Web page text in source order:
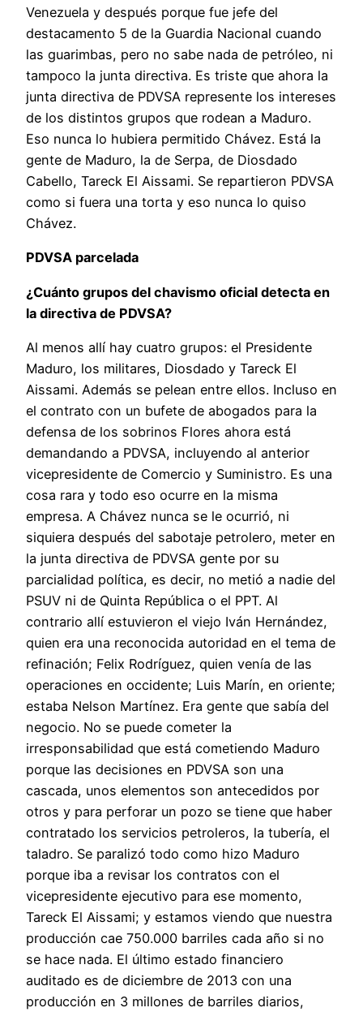
Venezuela y después porque fue jefe del
destacamento 5 de la Guardia Nacional cuando
las guarimbas, pero no sabe nada de petróleo, ni
tampoco la junta directiva. Es triste que ahora la
junta directiva de PDVSA represente los intereses
de los distintos grupos que rodean a Maduro.
Eso nunca lo hubiera permitido Chávez. Está la
gente de Maduro, la de Serpa, de Diosdado
Cabello, Tareck El Aissami. Se repartieron PDVSA
como si fuera una torta y eso nunca lo quiso
Chávez.
PDVSA parcelada
¿Cuánto grupos del chavismo oficial detecta en
la directiva de PDVSA?
Al menos allí hay cuatro grupos: el Presidente
Maduro, los militares, Diosdado y Tareck El
Aissami. Además se pelean entre ellos. Incluso en
el contrato con un bufete de abogados para la
defensa de los sobrinos Flores ahora está
demandando a PDVSA, incluyendo al anterior
vicepresidente de Comercio y Suministro. Es una
cosa rara y todo eso ocurre en la misma
empresa. A Chávez nunca se le ocurrió, ni
siquiera después del sabotaje petrolero, meter en
la junta directiva de PDVSA gente por su
parcialidad política, es decir, no metió a nadie del
PSUV ni de Quinta República o el PPT. Al
contrario allí estuvieron el viejo Iván Hernández,
quien era una reconocida autoridad en el tema de
refinación; Felix Rodríguez, quien venía de las
operaciones en occidente; Luis Marín, en oriente;
estaba Nelson Martínez. Era gente que sabía del
negocio. No se puede cometer la
irresponsabilidad que está cometiendo Maduro
porque las decisiones en PDVSA son una
cascada, unos elementos son antecedidos por
otros y para perforar un pozo se tiene que haber
contratado los servicios petroleros, la tubería, el
taladro. Se paralizó todo como hizo Maduro
porque iba a revisar los contratos con el
vicepresidente ejecutivo para ese momento,
Tareck El Aissami; y estamos viendo que nuestra
producción cae 750.000 barriles cada año si no
se hace nada. El último estado financiero
auditado es de diciembre de 2013 con una
producción en 3 millones de barriles diarios,